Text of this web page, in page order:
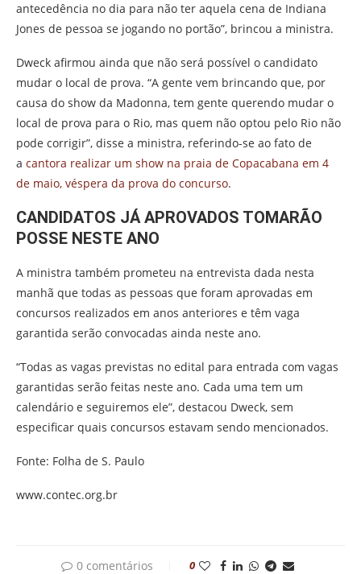
antecedência no dia para não ter aquela cena de Indiana
Jones de pessoa se jogando no portão”, brincou a ministra.
Dweck afirmou ainda que não será possível o candidato
mudar o local de prova. “A gente vem brincando que, por
causa do show da Madonna, tem gente querendo mudar o
local de prova para o Rio, mas quem não optou pelo Rio não
pode corrigir”, disse a ministra, referindo-se ao fato de
a cantora realizar um show na praia de Copacabana em 4
de maio, véspera da prova do concurso.
CANDIDATOS JÁ APROVADOS TOMARÃO
POSSE NESTE ANO
A ministra também prometeu na entrevista dada nesta
manhã que todas as pessoas que foram aprovadas em
concursos realizados em anos anteriores e têm vaga
garantida serão convocadas ainda neste ano.
“Todas as vagas previstas no edital para entrada com vagas
garantidas serão feitas neste ano. Cada uma tem um
calendário e seguiremos ele”, destacou Dweck, sem
especificar quais concursos estavam sendo mencionados.
Fonte: Folha de S. Paulo
www.contec.org.br
0 comentários 0